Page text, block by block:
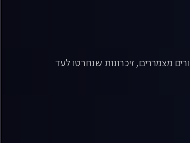
מצמררים, זיכרונות שנחרטו לעד